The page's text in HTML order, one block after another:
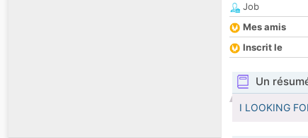
Job
Mes amis
Inscrit le
Un
I LOOKING